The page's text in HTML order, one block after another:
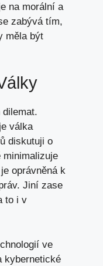
na morální a
zabývá tím,
měla být
válka
diskutuji o
minimalizuje
oprávněná k
Jiní zase
to i v
ve
kybernetické